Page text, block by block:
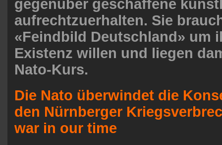
gegenüber geschaffene
aufrechtzuerhalten. Sie
«Feindbild Deutschland» um
Existenz willen und liegen
Nato-Kurs.
Die Nato überwindet die
den Nürnberger
war in our time